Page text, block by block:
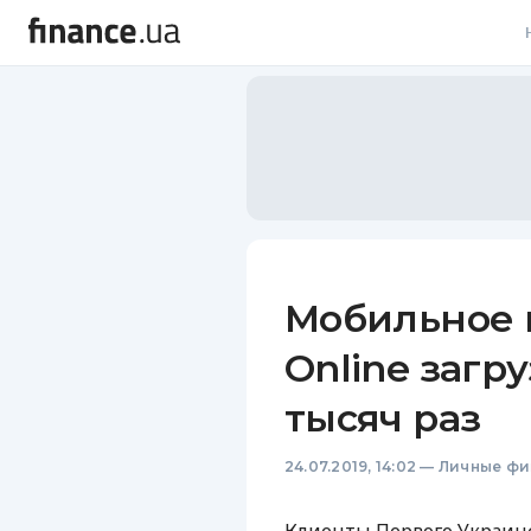
Online
тысяч раз
24.07.2019, 14:02 — Личные